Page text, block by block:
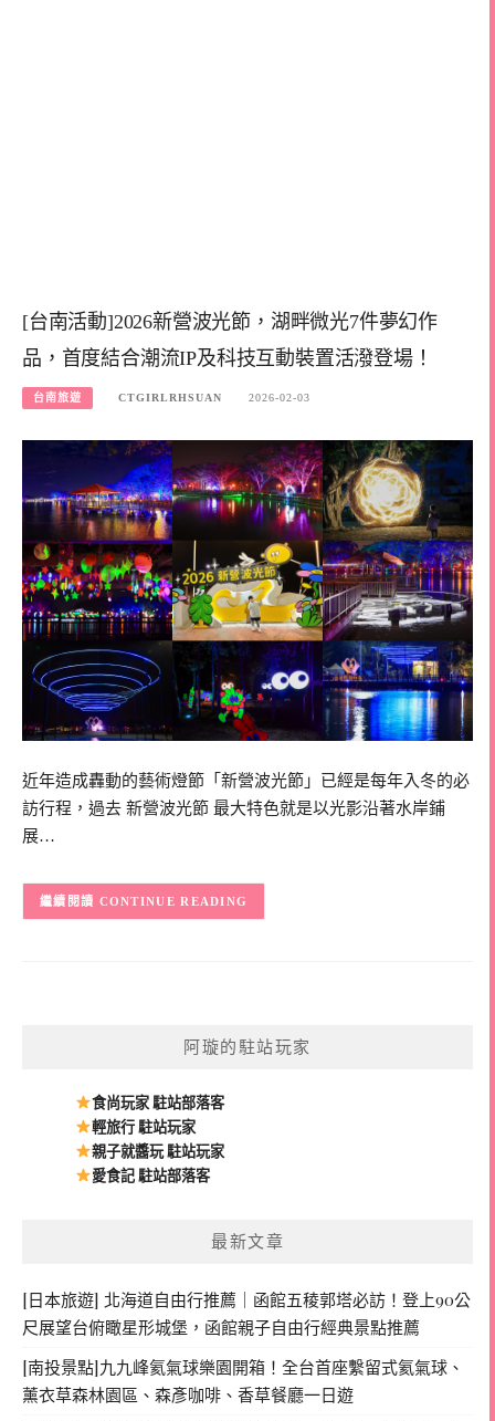
[台南活動]2026新營波光節，湖畔微光7件夢幻作
品，首度結合潮流IP及科技互動裝置活潑登場！
台南旅遊 CTGIRLRHSUAN 2026-02-03
近年造成轟動的藝術燈節「新營波光節」已經是每年入冬的必
訪行程，過去 新營波光節 最大特色就是以光影沿著水岸鋪
展…
CONTINUE READING
阿璇的駐站玩家
食尚玩家 駐站部落客
輕旅行 駐站玩家
親子就醬玩 駐站玩家
愛食記 駐站部落客
最新文章
[日本旅遊] 北海道自由行推薦｜函館五稜郭塔必訪！登上90公
尺展望台俯瞰星形城堡，函館親子自由行經典景點推薦
[南投景點]九九峰氦氣球樂園開箱！全台首座繫留式氦氣球、
薰衣草森林園區、森彥咖啡、香草餐廳一日遊